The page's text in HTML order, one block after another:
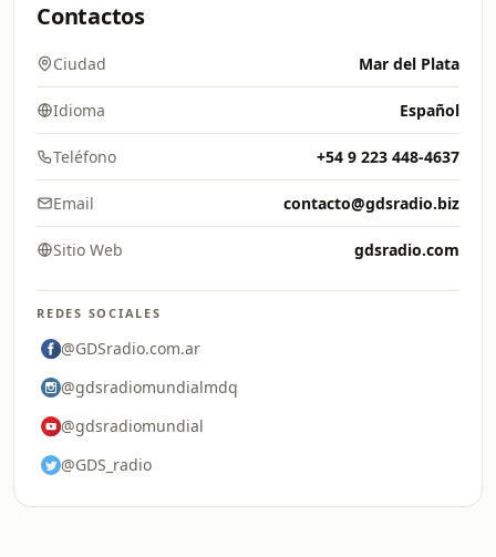
Contactos
Ciudad Mar del Plata
Idioma Español
Teléfono +54 9 223 448-4637
Email contacto@gdsradio.biz
Sitio Web gdsradio.com
REDES SOCIALES
@GDSradio.com.ar
@gdsradiomundialmdq
@gdsradiomundial
@GDS_radio